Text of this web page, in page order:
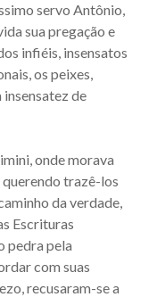
- Capítulo 19
- Capítulo 2
- Capítulo 20
- Capítulo 21
- Capítulo 23
- Capítulo 24
- Capítulo 25
- Capítulo 26
- Capítulo 27
servo Antônio,
sua pregação e
infiéis, insensatos
os peixes,
de
onde morava
querendo trazê-los
da verdade,
Escrituras
pedra pela
com suas
recusaram-se a